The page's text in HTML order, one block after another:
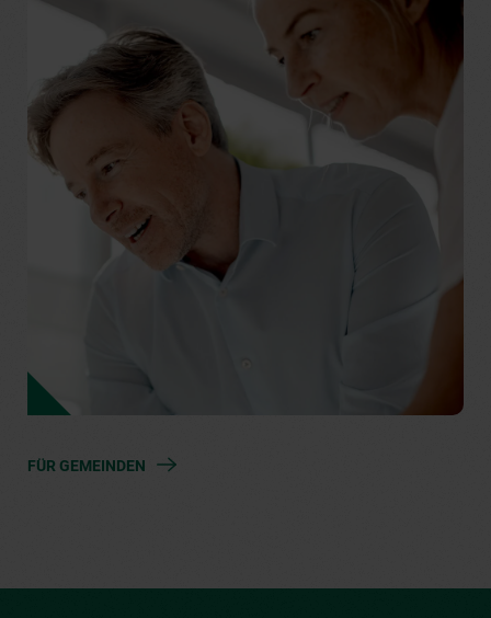
FÜR GEMEINDEN